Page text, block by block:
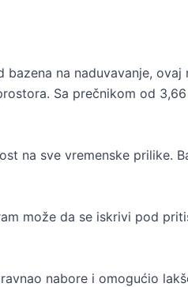
na naduvavanje, ovaj
Sa prečnikom od
na sve vremenske prilike.
može da se iskrivi pod
nabore i omogućio